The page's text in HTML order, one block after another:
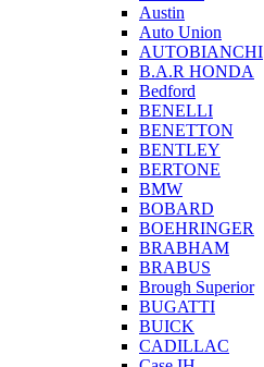
Austin
Auto Union
AUTOBIANCHI
B.A.R HONDA
Bedford
BENELLI
BENETTON
BENTLEY
BERTONE
BMW
BOBARD
BOEHRINGER
BRABHAM
BRABUS
Brough Superior
BUGATTI
BUICK
CADILLAC